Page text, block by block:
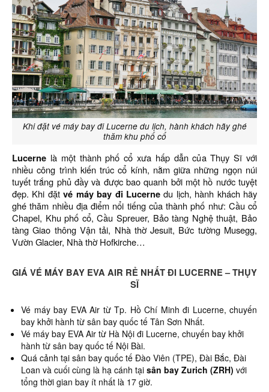
Khi đặt vé máy bay đi Lucerne du lịch, hành khách hãy ghé
thăm khu phố cổ
Lucerne là một thành phố cổ xưa hấp dẫn của Thụy Sĩ với
nhiều công trình kiến trúc cổ kính, nằm giữa những ngọn núi
tuyết trắng phủ đầy và được bao quanh bởi một hồ nước tuyệt
đẹp. Khi đặtvé máy bay đi Lucernedu lịch, hành khách hãy
ghé thăm nhiều địa điểm nổi tiếng của thành phố như: Cầu cổ
Chapel, Khu phố cổ, Cầu Spreuer, Bảo tàng Nghệ thuật, Bảo
tàng Giao thông Vận tải, Nhà thờ Jesuit, Bức tường Musegg,
Vườn Glacier, Nhà thờ Hofkirche…
GIÁ VÉ MÁY BAY EVA AIR RẺ NHẤT ĐI LUCERNE – THỤY
SĨ
Vé máy bay EVA Air từ Tp. Hồ Chí Minh đi Lucerne, chuyến
bay khởi hành từ sân bay quốc tế Tân Sơn Nhất.
Vé máy bay EVA Air từ Hà Nội đi Lucerne, chuyến bay khởi
hành từ sân bay quốc tế Nội Bài.
Quá cảnh tại sân bay quốc tế Đào Viên (TPE), Đài Bắc, Đài
Loan và cuối cùng là hạ cánh tại sân bay Zurich (ZRH) với
tổng thời gian bay ít nhất là 17 giờ.